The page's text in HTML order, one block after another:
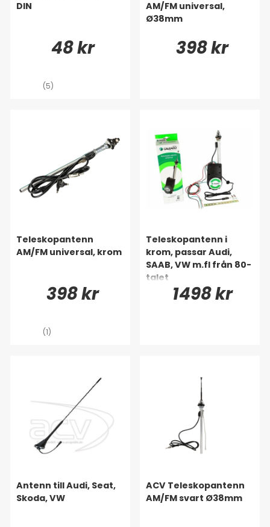
DIN
48 kr
(5)
AM/FM universal,
Ø38mm
398 kr
Teleskopantenn
AM/FM universal, krom
398 kr
(1)
Teleskopantenn i
krom, passar Audi,
SAAB, VW m.fl från 80-
talet
1498 kr
Antenn till Audi, Seat,
Skoda, VW
ACV Teleskopantenn
AM/FM svart Ø38mm